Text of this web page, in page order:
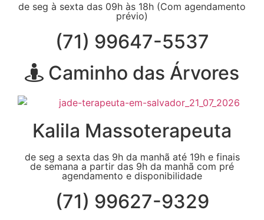
de seg à sexta das 09h às 18h (Com agendamento
prévio)
(71) 99647-5537
Caminho das Árvores
Kalila Massoterapeuta
de seg a sexta das 9h da manhã até 19h e finais
de semana a partir das 9h da manhã com pré
agendamento e disponibilidade
(71) 99627-9329